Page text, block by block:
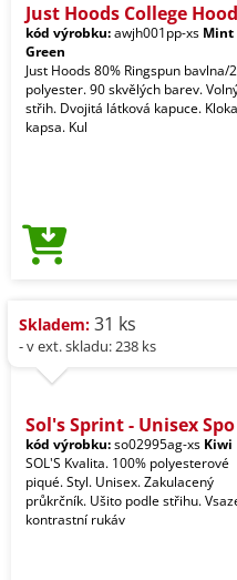
Just Hoods College
kód výrobku:awjh001pp-xs Mint
Green
Just Hoods 80% Ringspun bavlna/
polyester. 90 skvělých barev.
střih. Dvojitá látková kapuce.
kapsa. Kul
Skladem: 31 ks
- v ext. skladu: 238 ks
Sol's Sprint - Unisex Spo
kód výrobku:so02995ag-xs Kiwi
SOL'S Kvalita. 100% polyesterové
piqué. Styl. Unisex. Zakulacený
průkrčník. Ušito podle střihu.
kontrastní rukáv